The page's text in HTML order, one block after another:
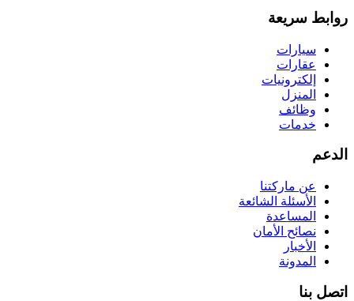
روابط سريعة
سيارات
عقارات
إلكترونيات
المنزل
وظائف
خدمات
الدعم
عن ماركتنا
الأسئلة الشائعة
المساعدة
نصائح الأمان
الأخبار
المدونة
اتصل بنا